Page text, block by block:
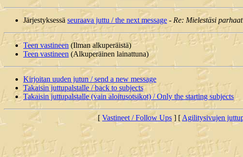
Järjestyksessä seuraava juttu / the next message - Re: Mielestäsi
Teen vastineen (Ilman alkuperäistä)
Teen vastineen (Alkuperäinen lainattuna)
Kirjoitan uuden jutun / send a new message
Takaisin juttupalstalle / back to subjects
Takaisin juttupalstalle (vain aloitusotsikot) / Only the starting subjects
[ Vastineet / Follow Ups ] [Agilitysivujen